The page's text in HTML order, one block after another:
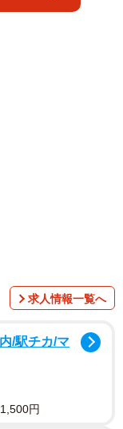
で実施したパブ
ターによる問題行
ビーで拡散され
番組の曲に合わ
なダービー」と
求人情報一覧へ
/駅チカ/マ
円